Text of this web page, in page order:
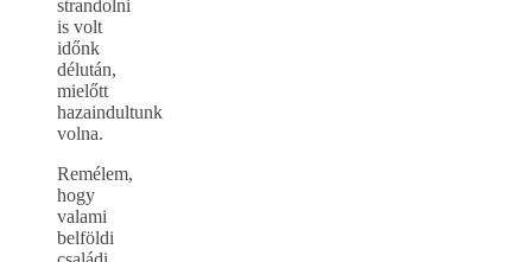
strandolni
is volt
időnk
délután,
mielőtt
hazaindultunk
volna.
Remélem,
hogy
valami
belföldi